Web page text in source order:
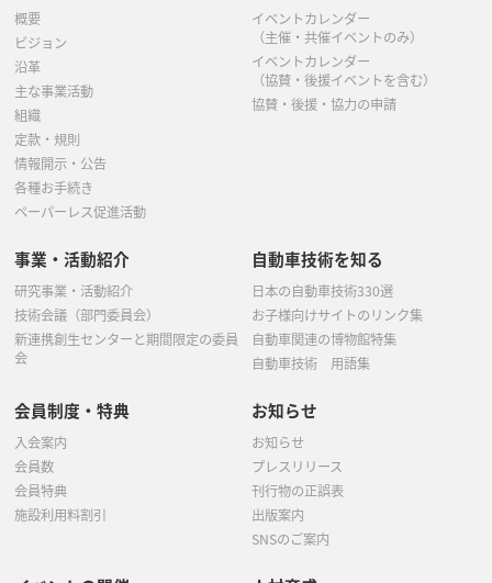
概要
ビジョン
沿革
主な事業活動
組織
定款・規則
情報開示・公告
各種お手続き
ペーパーレス促進活動
イベントカレンダー
（主催・共催イベントのみ）
イベントカレンダー
（協賛・後援イベントを含む）
協賛・後援・協力の申請
事業・活動紹介
研究事業・活動紹介
技術会議（部門委員会）
新連携創生センターと期間限定の委員
会
自動車技術を知る
日本の自動車技術330選
お子様向けサイトのリンク集
自動車関連の博物館特集
自動車技術 用語集
会員制度・特典
入会案内
会員数
会員特典
施設利用料割引
お知らせ
お知らせ
プレスリリース
刊行物の正誤表
出版案内
SNSのご案内